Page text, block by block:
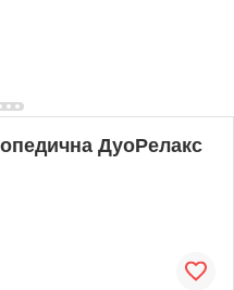
ДуоРелакс